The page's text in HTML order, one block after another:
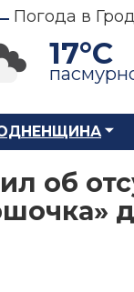
Погода в
17°C
об